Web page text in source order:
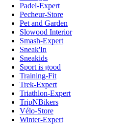
Padel-Expert
Pecheur-Store
Pet and Garden
Slowood Interior
Smash-Expert
Sneak'In
Sneakids
Sport is good
Training-Fit
Trek-Expert
Triathlon-Expert
TripNBikers
Vélo-Store
Winter-Expert